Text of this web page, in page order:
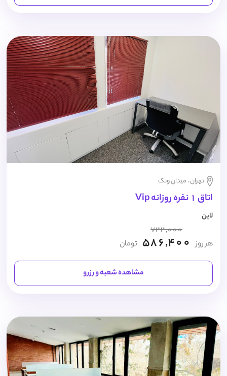
تهران ، میدان ونک
اتاق 1 نفره روزانه Vip
لاین
هر روز
733,000
586,400 تومان
مشاهده شعبه و رزرو